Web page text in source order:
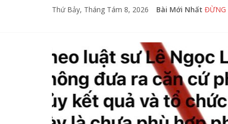
Thứ Bảy, Tháng Tám 8, 2026 Bài Mới Nhất ĐỪNG
VẠCH